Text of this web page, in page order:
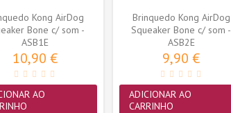
Kong AirDog
Bone c/ som -
Large (ASB1E)
ASB1E
10,90 €
AO
Brinquedo Kong AirDog
Squeaker Bone c/ som -
Medium (ASB2E)
ASB2E
9,90 €
ADICIONAR AO
CARRINHO